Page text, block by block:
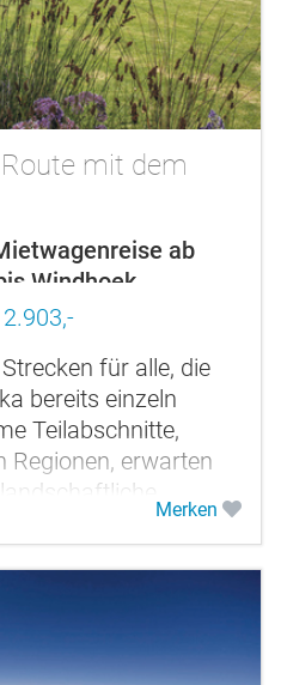
mit dem
ab
Windhoek
für alle, die
bereits einzeln
Teilabschnitte,
Regionen, erwarten
das...
Merken